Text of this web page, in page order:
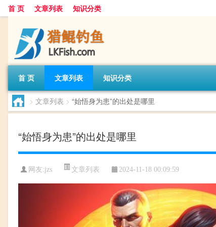
首 页 文章列表 知识分类
首 页 文章列表 知识分类
> 文章列表 > “始悟身为患”的出处是哪里
“始悟身为患”的出处是哪里
网友:jzs 文章列表 2024-11-18 00:09:59